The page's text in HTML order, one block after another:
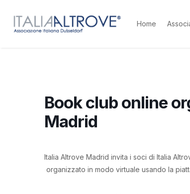
Home
Book club online
Madrid
Italia Altrove Madrid invita i soci di Italia
organizzato in modo virtuale usando la